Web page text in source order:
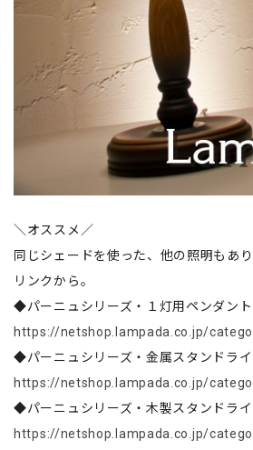
＼オススメ／
同じシェードを使った、他の照明もあ
リンクから。
◆パーニュシリーズ・１灯用ペンダント
https://netshop.lampada.co.jp/
◆パーニュシリーズ・金属スタンドライ
https://netshop.lampada.co.jp/
◆パーニュシリーズ・木製スタンドライ
https://netshop.lampada.co.jp/